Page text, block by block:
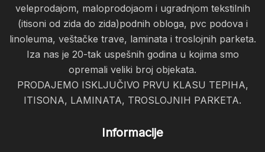
veleprodajom, maloprodojaom i ugradnjom tekstilnih
(itisoni od zida do zida)podnih obloga, pvc podova i
linoleuma, veštačke trave, laminata i troslojnih parketa.
Iza nas je 20-tak uspešnih godina u kojima smo
opremali veliki broj objekata.
PRODAJEMO ISKLJUČIVO PRVU KLASU TEPIHA,
ITISONA, LAMINATA, TROSLOJNIH PARKETA.
Informacije